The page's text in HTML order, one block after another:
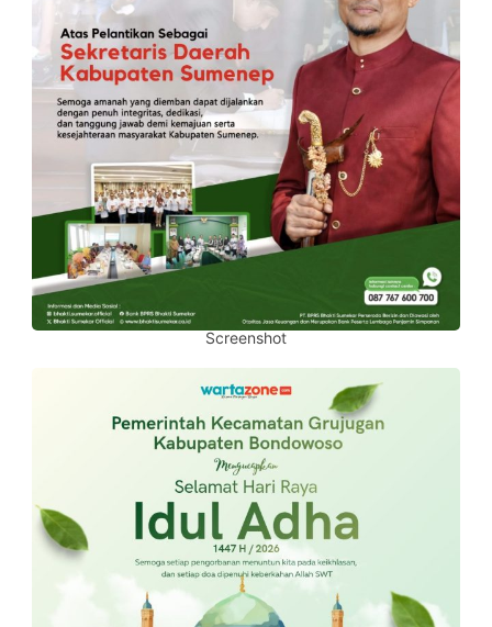
Screenshot